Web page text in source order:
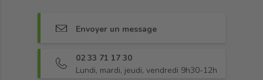
Envoyer un message
02 33 71 17 30
Lundi, mardi, jeudi, vendredi 9h30-12h